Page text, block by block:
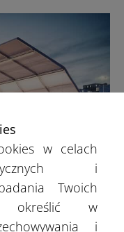
w celach
i
Twoich
określić w
i